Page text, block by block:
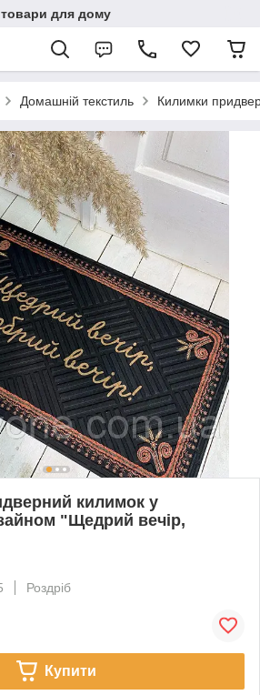
товари для дому
Домашній текстиль Килимки
килимок у
"Щедрий вечір,
Роздріб
Купити